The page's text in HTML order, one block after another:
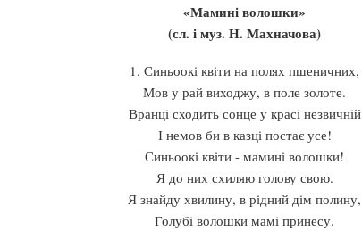
«Мамині волошки»
(сл. і муз. Н. Махначова)
1. Синьоокі квіти на полях пшеничних,
Мов у рай виходжу, в поле золоте.
Вранці сходить сонце у красі незвичній
І немов би в казці постає усе!
Синьоокі квіти - мамині волошки!
Я до них схиляю голову свою.
Я знайду хвилину, в рідний дім полину,
Голубі волошки мамі принесу.